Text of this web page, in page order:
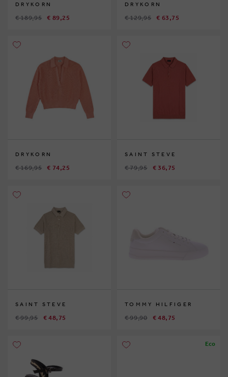
DRYKORN
€ 189,95 € 89,25
DRYKORN
€ 129,95 € 63,75
DRYKORN
€ 169,95 € 74,25
SAINT STEVE
€ 79,95 € 36,75
SAINT STEVE
€ 99,95 € 48,75
TOMMY HILFIGER
€ 99,90 € 48,75
Eco